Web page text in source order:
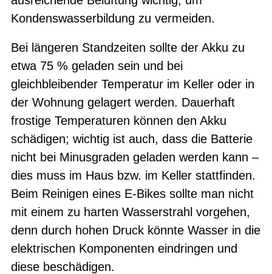
Kondenswasserbildung zu vermeiden.
Bei längeren Standzeiten sollte der Akku zu
etwa 75 % geladen sein und bei
gleichbleibender Temperatur im Keller oder in
der Wohnung gelagert werden. Dauerhaft
frostige Temperaturen können den Akku
schädigen; wichtig ist auch, dass die Batterie
nicht bei Minusgraden geladen werden kann –
dies muss im Haus bzw. im Keller stattfinden.
Beim Reinigen eines E-Bikes sollte man nicht
mit einem zu harten Wasserstrahl vorgehen,
denn durch hohen Druck könnte Wasser in die
elektrischen Komponenten eindringen und
diese beschädigen.